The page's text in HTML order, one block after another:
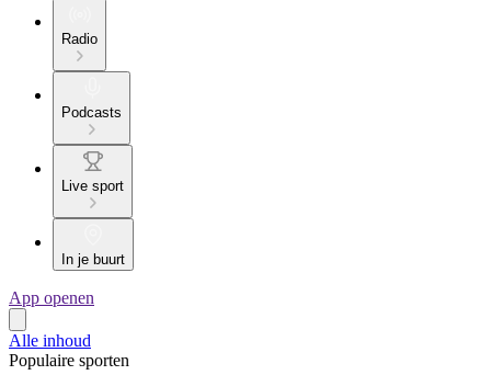
Radio
Podcasts
Live sport
In je buurt
App openen
Alle inhoud
Populaire sporten